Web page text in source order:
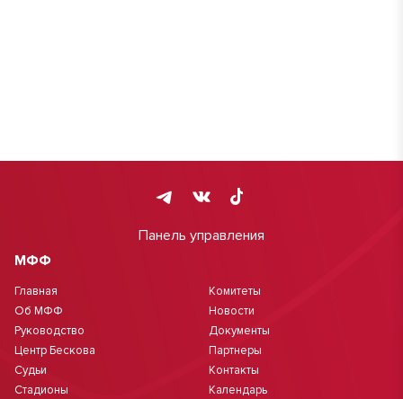
Панель управления
МФФ
Главная
Об МФФ
Руководство
Центр Бескова
Судьи
Стадионы
Комитеты
Новости
Документы
Партнеры
Контакты
Календарь